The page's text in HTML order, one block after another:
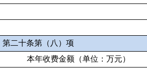
第二十条第（八）项
本年收费金额（单位：万元）